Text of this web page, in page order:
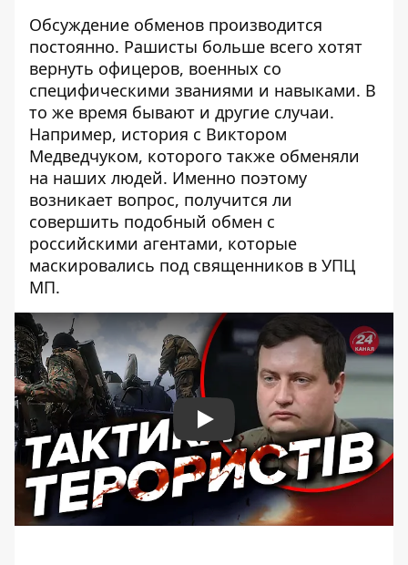
Обсуждение обменов производится
постоянно. Рашисты больше всего хотят
вернуть офицеров, военных со
специфическими званиями и навыками. В
то же время бывают и другие случаи.
Например, история с Виктором
Медведчуком, которого также обменяли
на наших людей. Именно поэтому
возникает вопрос, получится ли
совершить подобный обмен с
российскими агентами, которые
маскировались под священников в УПЦ
МП.
Play